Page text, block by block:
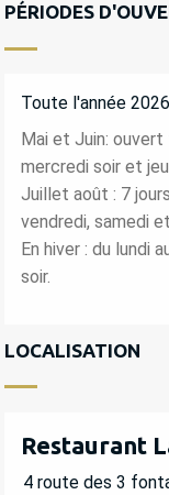
PÉRIODES
Toute l'année 2026
Mai et Juin:
mercredi soir et
Juillet août : 7
vendredi, samedi
En hiver : du lundi
soir.
LOCALISATION
Restaurant
4 route des 3